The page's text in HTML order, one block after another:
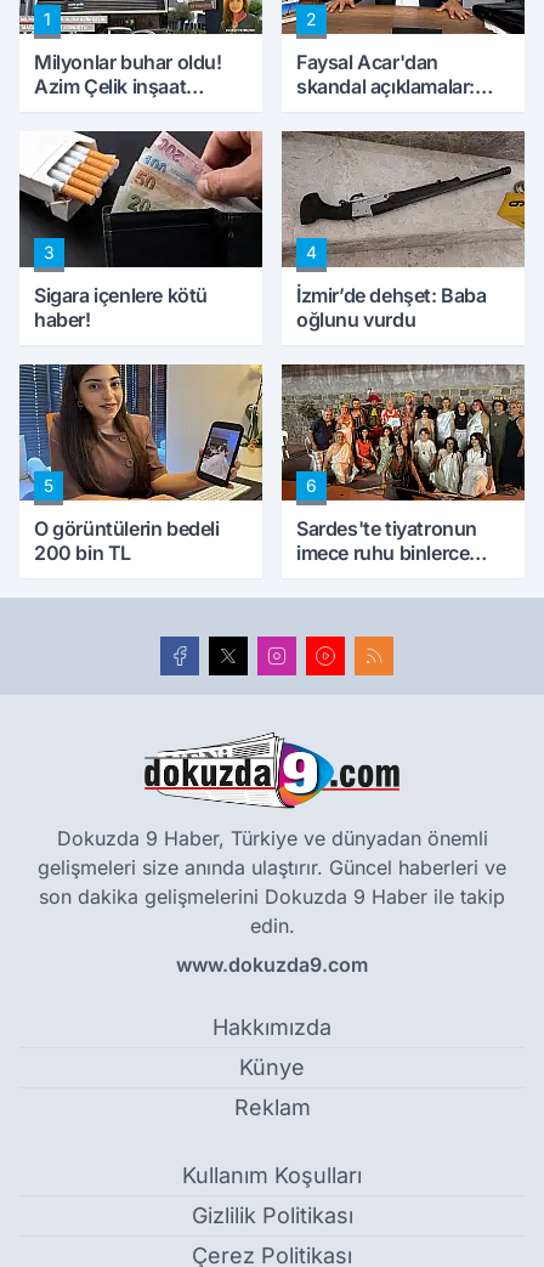
1
Milyonlar buhar oldu!
Azim Çelik inşaat
konuştu
2
Faysal Acar'dan
skandal açıklamalar:
peynircilerimizi de
kıskaca aldı, müdahale
ettik'
3
Sigara içenlere kötü
haber!
4
İzmir’de dehşet: Baba
oğlunu vurdu
5
O görüntülerin bedeli
200 bin TL
6
Sardes'te tiyatronun
imece ruhu binlerce
Dokuzda 9 Haber, Türkiye ve dünyadan önemli
gelişmeleri size anında ulaştırır. Güncel haberleri ve
son dakika gelişmelerini Dokuzda 9 Haber ile takip
edin.
www.dokuzda9.com
Hakkımızda
Künye
Reklam
Kullanım Koşulları
Gizlilik Politikası
Çerez Politikası